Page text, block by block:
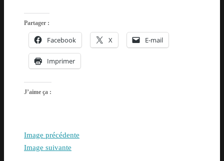
Partager :
Facebook X E-mail
Imprimer
J’aime ça :
Image précédente
Image suivante